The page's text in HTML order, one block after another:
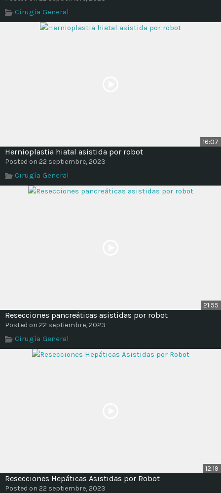
Cirugía General
16:07
Hernioplastia hiatal asistida por robot
Posted on 22 septiembre, 2023
Cirugía General
21:55
Resecciones pancreáticas asistidas por robot
Posted on 22 septiembre, 2023
Cirugía General
12:19
Resecciones Hepáticas Asistidas por Robot
Posted on 22 septiembre, 2023